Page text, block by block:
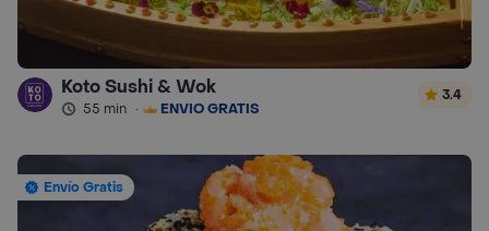
Koto Sushi & Wok
55 min · ENVÍO GRATIS
3.4
Envío Gratis